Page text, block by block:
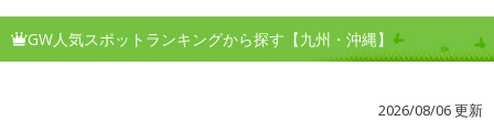
GW人気スポットランキングから探す【九州・沖縄】
2026/08/06 更新